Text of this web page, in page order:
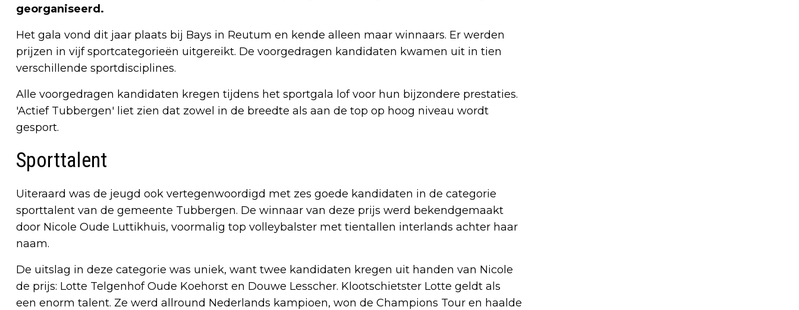
georganiseerd.
Het gala vond dit jaar plaats bij Bays in Reutum en kende alleen maar winnaars. Er werden
prijzen in vijf sportcategorieën uitgereikt. De voorgedragen kandidaten kwamen uit in tien
verschillende sportdisciplines.
Alle voorgedragen kandidaten kregen tijdens het sportgala lof voor hun bijzondere prestaties.
'Actief Tubbergen' liet zien dat zowel in de breedte als aan de top op hoog niveau wordt
gesport.
Sporttalent
Uiteraard was de jeugd ook vertegenwoordigd met zes goede kandidaten in de categorie
sporttalent van de gemeente Tubbergen. De winnaar van deze prijs werd bekendgemaakt
door Nicole Oude Luttikhuis, voormalig top volleybalster met tientallen interlands achter haar
naam.
De uitslag in deze categorie was uniek, want twee kandidaten kregen uit handen van Nicole
de prijs: Lotte Telgenhof Oude Koehorst en Douwe Lesscher. Klootschietster Lotte geldt als
een enorm talent. Ze werd allround Nederlands kampioen, won de Champions Tour en haalde